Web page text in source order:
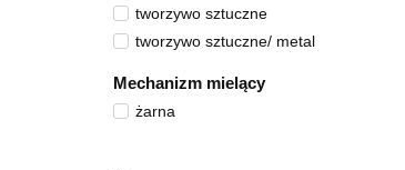
tworzywo sztuczne
tworzywo sztuczne/ metal
Mechanizm mielący
żarna